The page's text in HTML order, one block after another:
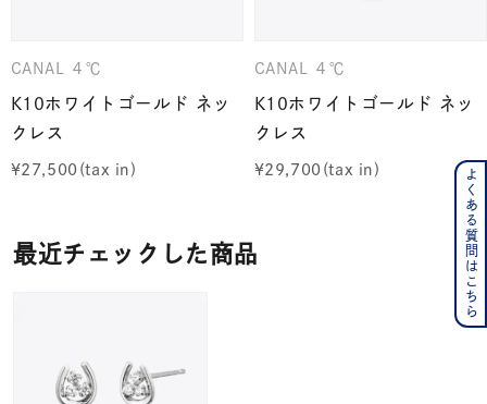
CANAL ４℃
K10ホワイトゴールド ネッ
クレス
¥27,500
CANAL ４℃
K10ホワイトゴールド ネッ
クレス
¥29,700
最近チェックした商品 よくある質問はこちら